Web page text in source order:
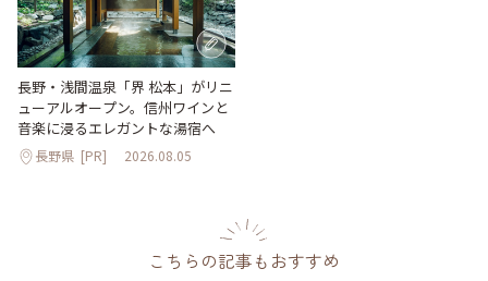
長野・浅間温泉「界 松本」がリニ
ューアルオープン。信州ワインと
音楽に浸るエレガントな湯宿へ
長野県 [PR] 2026.08.05
こちらの記事もおすすめ